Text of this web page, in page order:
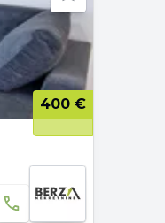
400 €